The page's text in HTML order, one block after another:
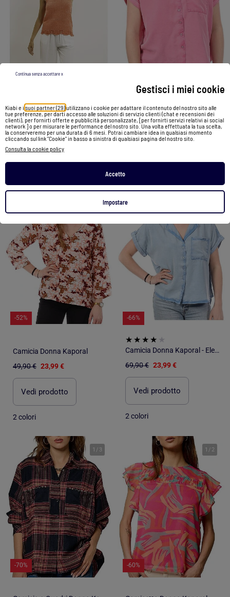
Gestisci i miei cookie
Kiabi e i suoi partner (29)utilizzano i cookie per adattare il contenuto del nostro sito alle
tue preferenze, per darti accesso alle soluzioni di servizio clienti (chat e recensioni dei
clienti), per fornirti offerte e pubblicità personalizzate, [per fornirti servizi relativi ai social
network ] o per misurare le performance del nostro sito. Una volta effettuata la tua scelta,
la conserveremo per una durata di 6 mesi. Potrai cambiare idea in qualsiasi momento
cliccando sul link "Cookie" in basso a sinistra di qualsiasi pagina del nostro sito.
Consulta la cookie policy
Accetto
Impostare
Continua senza accettare x
29,99 € 20,99 €
69,90 € 23,99 €
Vedi prodotto
-52%
Camicia Donna Kaporal
49,90 € 23,99 €
Vedi prodotto
2 colori
-66%
Camicia Donna Kaporal - Eleganza e Stile
69,90 € 23,99 €
Vedi prodotto
2 colori
1 / 3
-70%
1 / 2
-60%